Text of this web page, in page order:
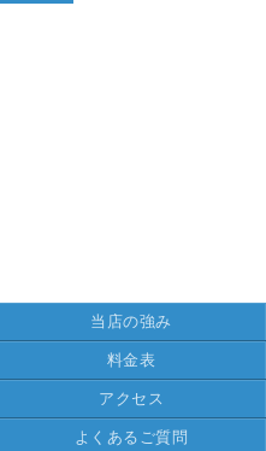
当店の強み
料金表
アクセス
よくあるご質問